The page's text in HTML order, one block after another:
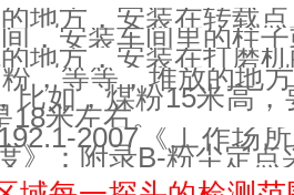
地方，安装在转载
，安装车间里的柱
地方，安装在打磨
，等等，堆放的地
比如，煤粉15米高
18米左右。
2007《工作场
》：附录B-粉尘定